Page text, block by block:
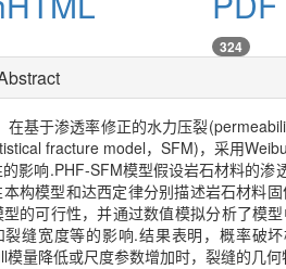
324
在基于渗透率修正的水力压裂
fracture model，SFM)，采用
的影响.PHF-SFM模型假设岩石材料的
构模型和达西定律分别描述岩石材料
的可行性，并通过数值模拟分析了模
裂缝宽度等的影响.结果表明，概率破
模量降低或尺度参数增加时，裂缝的几